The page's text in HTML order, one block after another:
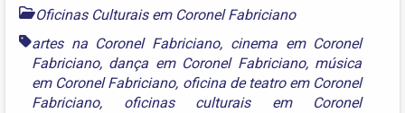
Oficinas Culturais em Coronel Fabriciano
artes na Coronel Fabriciano, cinema em Coronel
Fabriciano, dança em Coronel Fabriciano, música
em Coronel Fabriciano, oficina de teatro em Coronel
Fabriciano, oficinas culturais em Coronel